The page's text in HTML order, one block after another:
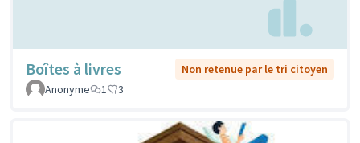
Boîtes à livres
Non retenue par le tri citoyen
Anonyme
1 3